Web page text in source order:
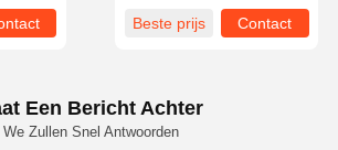
Beste prijs
Contact
Een Bericht Achter
We Zullen Snel Antwoorden